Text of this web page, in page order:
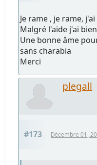
Je rame , je rame,
Malgré l'aide j'ai
Une bonne âme
sans charabia
Merci
plegall
#173 Décembre 01,